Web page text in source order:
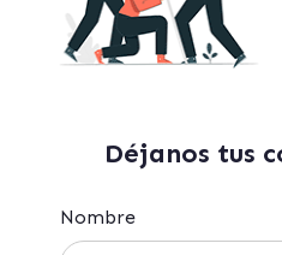
Déjanos tus
Nombre